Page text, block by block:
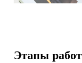
Этапы